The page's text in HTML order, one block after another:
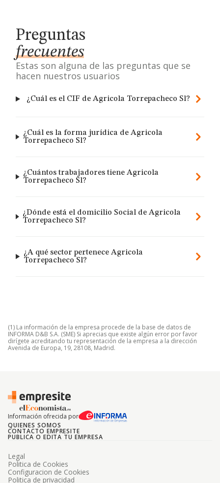
Preguntas
frecuentes
Estas son alguna de las preguntas que se
hacen nuestros usuarios
¿Cuál es el CIF de Agricola Torrepacheco Sl?
¿Cuál es la forma jurídica de Agricola
Torrepacheco Sl?
¿Cuántos trabajadores tiene Agricola
Torrepacheco Sl?
¿Dónde está el domicilio Social de Agricola
Torrepacheco Sl?
¿A qué sector pertenece Agricola
Torrepacheco Sl?
(1) La información de la empresa procede de la base de datos de
INFORMA D&B S.A. (SME) Si aprecias que existe algún error por favor
dirígete acreditando tu representación de la empresa a la dirección
Avenida de Europa, 19, 28108, Madrid.
Información ofrecida por
QUIENES SOMOS
CONTACTO EMPRESITE
PUBLICA O EDITA TU EMPRESA
Legal
Politica de Cookies
Configuracion de Cookies
Politica de privacidad